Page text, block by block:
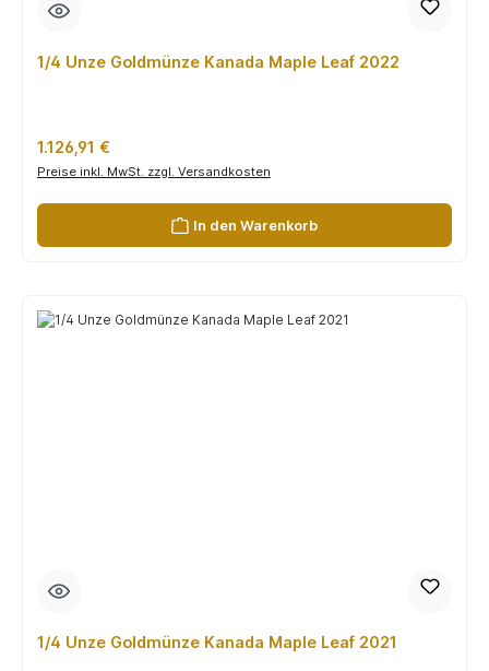
1/4 Unze Goldmünze Kanada Maple Leaf 2022
Regulärer Preis:
1.126,91 €
Preise inkl. MwSt. zzgl. Versandkosten
In den Warenkorb
1/4 Unze Goldmünze Kanada Maple Leaf 2021